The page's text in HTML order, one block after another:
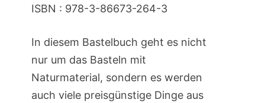
ISBN : 978-3-86673-264-3
In diesem Bastelbuch geht es nicht
nur um das Basteln mit
Naturmaterial, sondern es werden
auch viele preisgünstige Dinge aus